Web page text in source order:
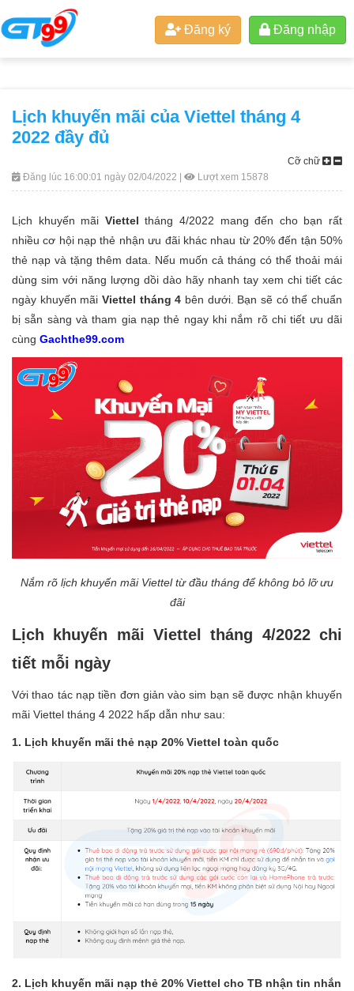
Đăng ký Đăng nhập
Lịch khuyến mãi của Viettel tháng 4
2022 đầy đủ
Cỡ chữ
Đăng lúc 16:00:01 ngày 02/04/2022 |
Lượt xem 15878
Lịch khuyến mãi Viettel tháng 4/2022 mang đến cho bạn rất
nhiều cơ hội nạp thẻ nhận ưu đãi khác nhau từ 20% đến tận 50%
thẻ nạp và tặng thêm data. Nếu muốn cả tháng có thể thoải mái
dùng sim với năng lượng dồi dào hãy nhanh tay xem chi tiết các
ngày khuyến mãi Viettel tháng 4 bên dưới. Bạn sẽ có thể chuẩn
bị sẵn sàng và tham gia nạp thẻ ngay khi nắm rõ chi tiết ưu dãi
cùng Gachthe99.com
Nắm rõ lịch khuyến mãi Viettel từ đầu tháng để không bỏ lỡ ưu
đãi
Lịch khuyến mãi Viettel tháng 4/2022 chi
tiết mỗi ngày
Với thao tác nạp tiền đơn giản vào sim bạn sẽ được nhận khuyến
mãi Viettel tháng 4 2022 hấp dẫn như sau:
1. Lịch khuyến mãi thẻ nạp 20% Viettel toàn quốc
2. Lịch khuyến mãi nạp thẻ 20% Viettel cho TB nhận tin nhắn